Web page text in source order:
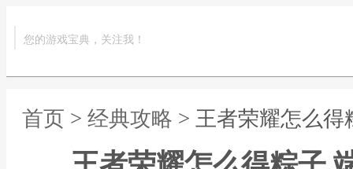
您的游戏宝典，关注我！
首页 > 经典攻略 > 王者荣耀怎么